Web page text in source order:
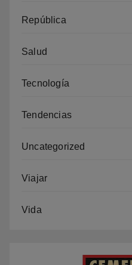
República
Salud
Tecnología
Tendencias
Uncategorized
Viajar
Vida